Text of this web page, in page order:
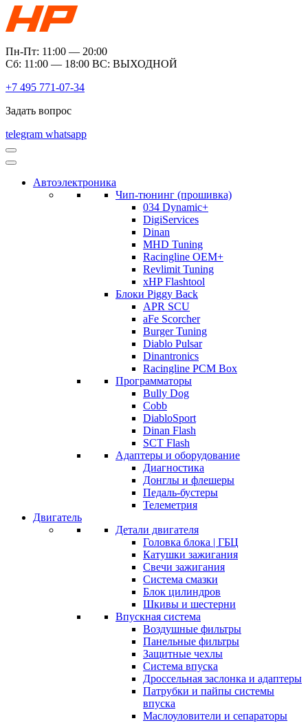
Пн-Пт: 11:00 — 20:00
Сб: 11:00 — 18:00 ВС: ВЫХОДНОЙ
+7 495 771-07-34
Задать вопрос
telegram whatsapp
Автоэлектроника
Чип-тюнинг (прошивка)
034 Dynamic+
DigiServices
Dinan
MHD Tuning
Racingline OEM+
Revlimit Tuning
xHP Flashtool
Блоки Piggy Back
APR SCU
aFe Scorcher
Burger Tuning
Diablo Pulsar
Dinantronics
Racingline PCM Box
Программаторы
Bully Dog
Cobb
DiabloSport
Dinan Flash
SCT Flash
Адаптеры и оборудование
Диагностика
Донглы и флешеры
Педаль-бустеры
Телеметрия
Двигатель
Детали двигателя
Головка блока | ГБЦ
Катушки зажигания
Свечи зажигания
Система смазки
Блок цилиндров
Шкивы и шестерни
Впускная система
Воздушные фильтры
Панельные фильтры
Защитные чехлы
Система впуска
Дроссельная заслонка и адаптеры
Патрубки и пайпы системы
впуска
Маслоуловители и сепараторы